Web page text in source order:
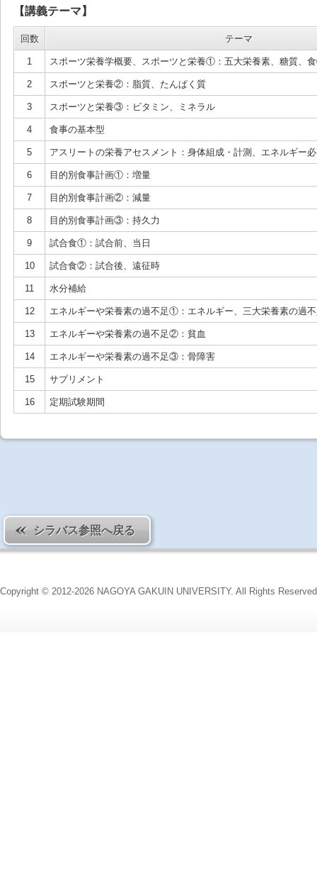
【講義テーマ】
回数 テーマ
1 スポーツ栄養学概要、スポーツと栄養①：五大栄養素、糖質、
2 スポーツと栄養②：脂質、たんぱく質
3 スポーツと栄養③：ビタミン、ミネラル
4 食事の基本型
5 アスリートの栄養アセスメント：身体組成・計測、エネルギー
6 目的別食事計画①：増量
7 目的別食事計画②：減量
8 目的別食事計画③：持久力
9 試合食①：試合前、当日
10 試合食②：試合後、遠征時
11 水分補給
12 エネルギーや栄養素の過不足①：エネルギー、三大栄養素の過
13 エネルギーや栄養素の過不足②：貧血
14 エネルギーや栄養素の過不足③：骨障害
15 サプリメント
16 定期試験期間
シラバス参照へ戻る
Copyright © 2012-2026 NAGOYA GAKUIN UNIVERSITY. All Rights